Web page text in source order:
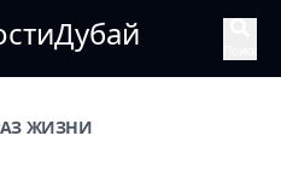
ЖИЗНИ